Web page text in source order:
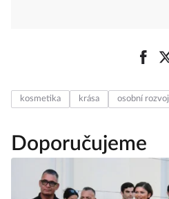
kosmetika krása osobní rozvoj
Doporučujeme